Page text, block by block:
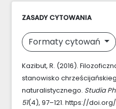
ZASADY CYTOWANIA
Formaty cytowań
Kazibut, R. (2016).
stanowisko
naturalistycznego. Studia
51(4), 97–121. https://doi.org/